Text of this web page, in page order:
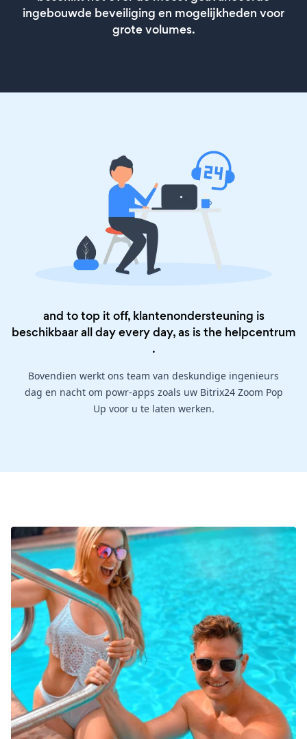
ingebouwde beveiliging en mogelijkheden voor
grote volumes.
and to top it off, klantenondersteuning is
beschikbaar all day every day, as is the helpcentrum
.
Bovendien werkt ons team van deskundige ingenieurs
dag en nacht om powr-apps zoals uw Bitrix24 Zoom Pop
Up voor u te laten werken.